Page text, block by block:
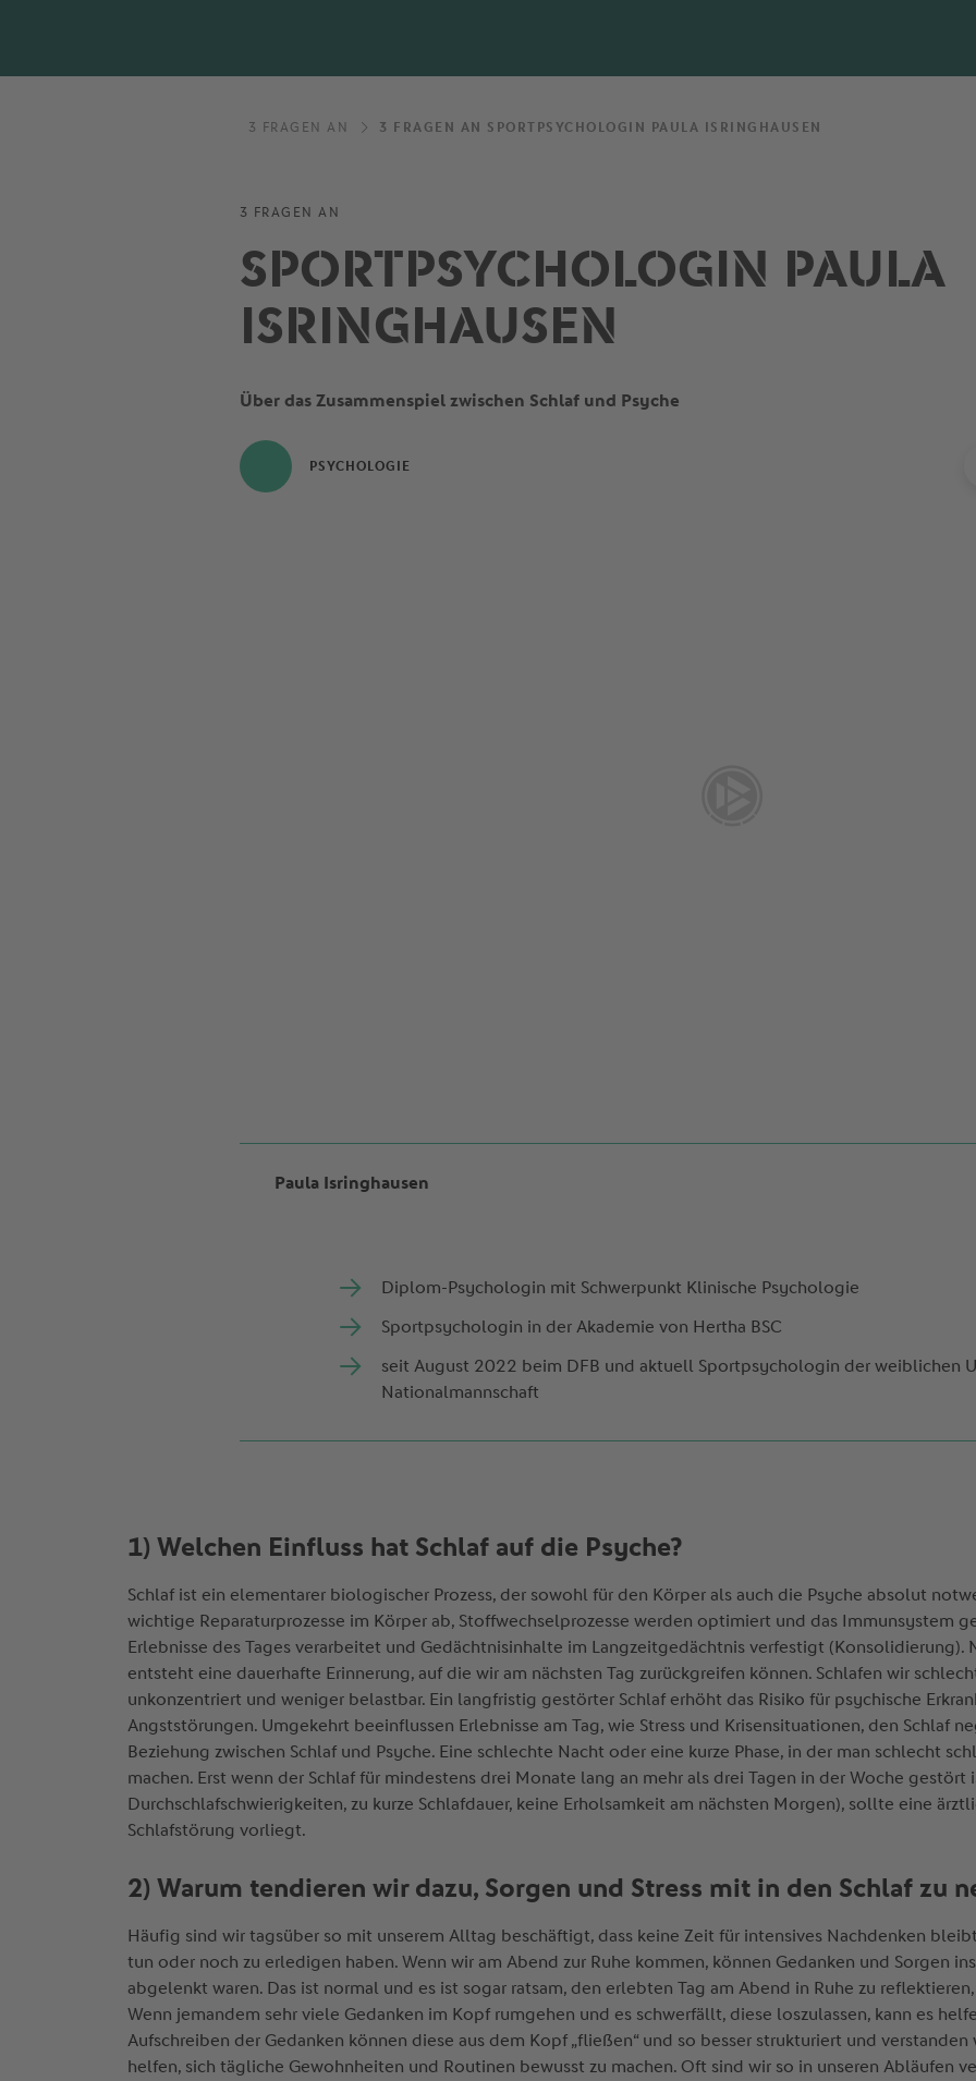
3 FRAGEN AN 3 FRAGEN AN SPORTPSYCHOLOGIN PAULA ISRINGHAUSEN
3 FRAGEN AN
SPORTPSYCHOLOGIN PAULA
ISRINGHAUSEN
Über das Zusammenspiel zwischen Schlaf und Psyche
PSYCHOLOGIE
Paula Isringhausen
Diplom-Psychologin mit Schwerpunkt Klinische Psychologie
Sportpsychologin in der Akademie von Hertha BSC
seit August 2022 beim DFB und aktuell Sportpsychologin der weiblichen
Nationalmannschaft
1) Welchen Einfluss hat Schlaf auf die Psyche?
Schlaf ist ein elementarer biologischer Prozess, der sowohl für den Körper als auch die Psyche absolut
wichtige Reparaturprozesse im Körper ab, Stoffwechselprozesse werden optimiert und das Immunsystem
Erlebnisse des Tages verarbeitet und Gedächtnisinhalte im Langzeitgedächtnis verfestigt
entsteht eine dauerhafte Erinnerung, auf die wir am nächsten Tag zurückgreifen können. Schlafen wir
unkonzentriert und weniger belastbar. Ein langfristig gestörter Schlaf erhöht das Risiko für psychische
Angststörungen. Umgekehrt beeinflussen Erlebnisse am Tag, wie Stress und Krisensituationen, den Schlaf
Beziehung zwischen Schlaf und Psyche. Eine schlechte Nacht oder eine kurze Phase, in der man schlecht
machen. Erst wenn der Schlaf für mindestens drei Monate lang an mehr als drei Tagen in der Woche gestört
Durchschlafschwierigkeiten, zu kurze Schlafdauer, keine Erholsamkeit am nächsten Morgen), sollte eine
Schlafstörung vorliegt.
2) Warum tendieren wir dazu, Sorgen und Stress mit in den Schlaf zu
Häufig sind wir tagsüber so mit unserem Alltag beschäftigt, dass keine Zeit für intensives Nachdenken
tun oder noch zu erledigen haben. Wenn wir am Abend zur Ruhe kommen, können Gedanken und Sorgen
abgelenkt waren. Das ist normal und es ist sogar ratsam, den erlebten Tag am Abend in Ruhe zu
Wenn jemandem sehr viele Gedanken im Kopf rumgehen und es schwerfällt, diese loszulassen, kann es
Aufschreiben der Gedanken können diese aus dem Kopf „fließen“ und so besser strukturiert und
helfen, sich tägliche Gewohnheiten und Routinen bewusst zu machen. Oft sind wir so in unseren Abläufen